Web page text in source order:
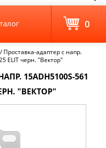
/Проставка-адаптер с напр.
ELIT черн. "Вектор"
15ADH5100S-561
"ВЕКТОР"
0